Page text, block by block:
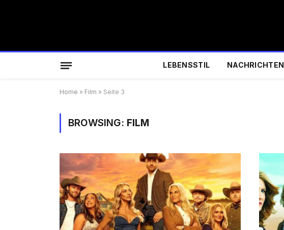
LEBENSSTIL NACHRICHTEN
Home » Film » Seite 3
BROWSING: FILM